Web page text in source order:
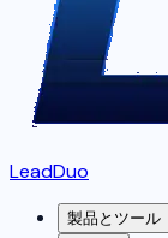
LeadDuo
製品とツール